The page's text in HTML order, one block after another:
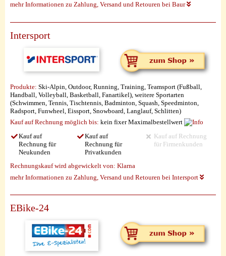
mehr Informationen zu Zahlung, Versand und Retouren bei Baur
Intersport
Produkte: Ski-Alpin, Outdoor, Running, Training, Teamsport (Fußball,
Handball, Volleyball, Basketball, Fanartikel), weitere Sportarten
(Schwimmen, Tennis, Tischtennis, Badminton, Squash, Speedminton,
Radsport, Funwheel, Eissport, Snowboard, Langlauf, Schlitten)
Kauf auf Rechnung möglich bis: kein fixer Maximalbestellwert
Kauf auf
Rechnung für
Neukunden
Kauf auf
Rechnung für
Privatkunden
Kauf auf Rechnung
für Firmenkunden
Rechnungskauf wird abgewickelt von: Klarna
mehr Informationen zu Zahlung, Versand und Retouren bei Intersport
EBike-24